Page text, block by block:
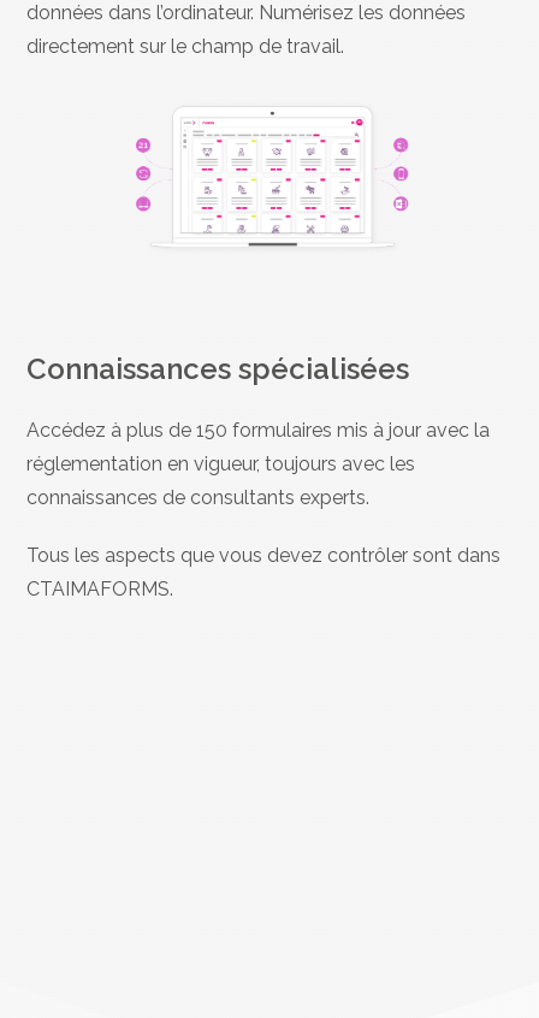
données dans l’ordinateur. Numérisez les données
directement sur le champ de travail.
Connaissances spécialisées
Accédez à plus de 150 formulaires mis à jour avec la
réglementation en vigueur, toujours avec les
connaissances de consultants experts.
Tous les aspects que vous devez contrôler sont dans
CTAIMAFORMS.